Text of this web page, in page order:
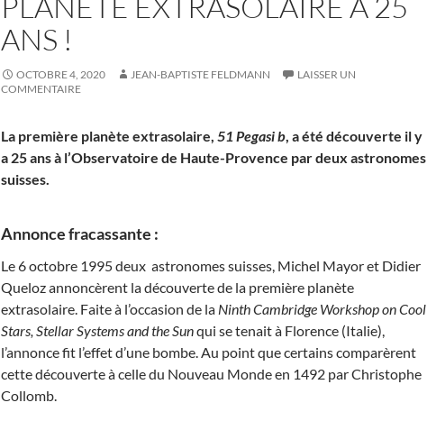
ANS !
OCTOBRE 4, 2020 JEAN-BAPTISTE FELDMANN
LAISSER UN
COMMENTAIRE
La première planète extrasolaire, 51 Pegasi b, a été découverte il y
a 25 ans à l’Observatoire de Haute-Provence par deux astronomes
suisses.
Annonce fracassante :
Le 6 octobre 1995 deux astronomes suisses, Michel Mayor et Didier
Queloz annoncèrent la découverte de la première planète
extrasolaire. Faite à l’occasion de la Ninth Cambridge Workshop on Cool
Stars, Stellar Systems and the Sunqui se tenait à Florence (Italie),
l’annonce fit l’effet d’une bombe. Au point que certains comparèrent
cette découverte à celle du Nouveau Monde en 1492 par Christophe
Collomb.